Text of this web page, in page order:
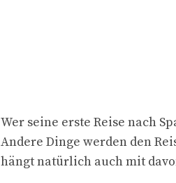
Wer seine erste Reise nach
Andere Dinge werden den
hängt natürlich auch mit